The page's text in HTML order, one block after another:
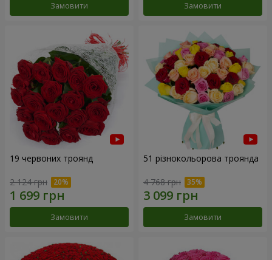
Замовити Замовити
19 червоних троянд
2 124 грн
Замовити
51 різнокольорова троянда
4 768 грн
Замовити